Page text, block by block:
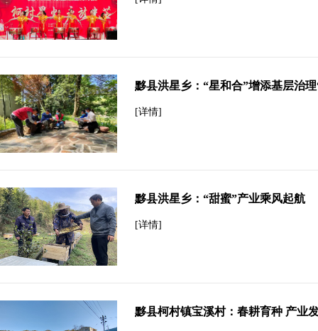
黟县洪星乡：“星和合”增添基层治
[详情]
黟县洪星乡：“甜蜜”产业乘风起航
[详情]
黟县柯村镇宝溪村：春耕育种 产业